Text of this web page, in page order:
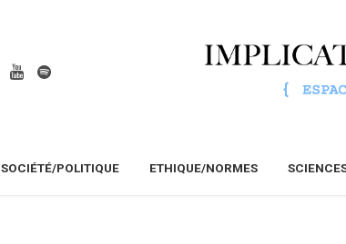
SOCIÉTÉ/POLITIQUE ETHIQUE/NORMES